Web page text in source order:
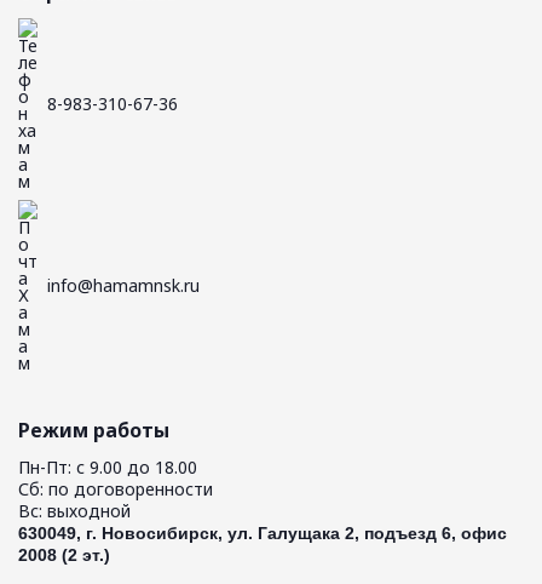
8-983-310-67-36
info@hamamnsk.ru
Режим работы
Пн-Пт: с 9.00 до 18.00
Сб: по договоренности
Вс: выходной
630049, г. Новосибирск, ул. Галущака 2, подъезд 6, офис
2008 (2 эт.)